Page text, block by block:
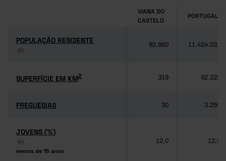
VIANA DO
CASTELO
PORTUGAL
POPULAÇÃO RESIDENTE
(6)
POPULAÇÃO RESIDENTE
(6)
92.860 11.424.031
SUPERFÍCIE EM KM2
SUPERFÍCIE EM KM2 319 92.225
FREGUESIAS
FREGUESIAS 30 3.259
JOVENS (%)
(6)
menos de 15 anos
JOVENS (%)
(6)
menos de 15 anos
12,0 12,5